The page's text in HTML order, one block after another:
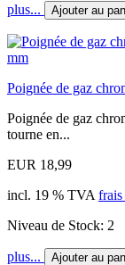
plus... Ajouter au
Poignée de gaz
Poignée de gaz
tourne en...
EUR 18,99
incl. 19 % TVA
Niveau de Stock: 2
plus... Ajouter au